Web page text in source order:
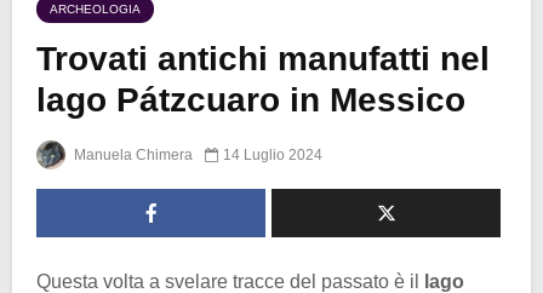
ARCHEOLOGIA
Trovati antichi manufatti nel
lago Pátzcuaro in Messico
Manuela Chimera 14 Luglio 2024
Questa volta a svelare tracce del passato è il
lago